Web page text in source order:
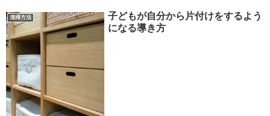
清掃方法
子どもが自分から片付けをするよう
になる導き方